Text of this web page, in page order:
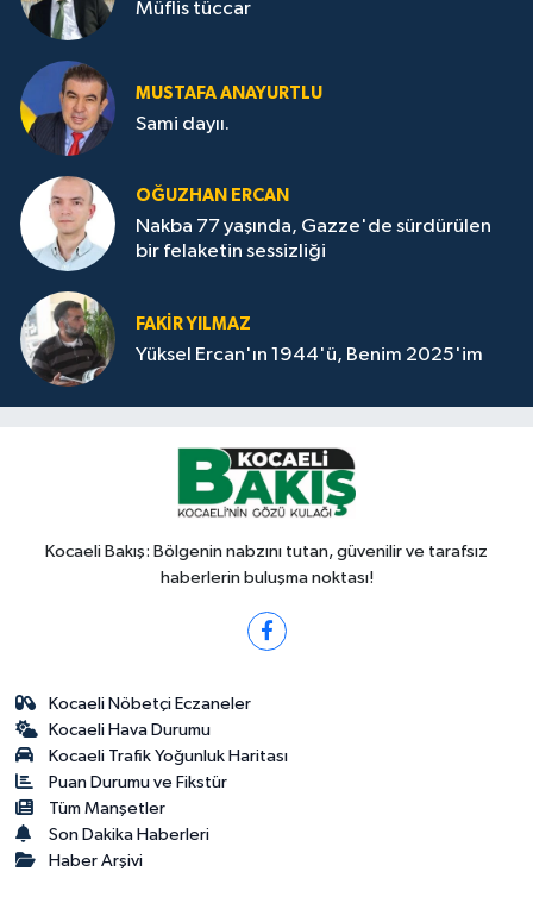
Müflis tüccar
MUSTAFA ANAYURTLU
Sami dayıı.
OĞUZHAN ERCAN
Nakba 77 yaşında, Gazze'de sürdürülen
bir felaketin sessizliği
FAKİR YILMAZ
Yüksel Ercan'ın 1944'ü, Benim 2025'im
Kocaeli Bakış: Bölgenin nabzını tutan, güvenilir ve tarafsız
haberlerin buluşma noktası!
Kocaeli Nöbetçi Eczaneler
Kocaeli Hava Durumu
Kocaeli Trafik Yoğunluk Haritası
Puan Durumu ve Fikstür
Tüm Manşetler
Son Dakika Haberleri
Haber Arşivi